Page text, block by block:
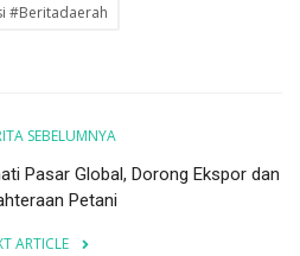
#Beritadaerah
SEBELUMNYA
Pasar Global, Dorong Ekspor dan
Petani
ARTICLE